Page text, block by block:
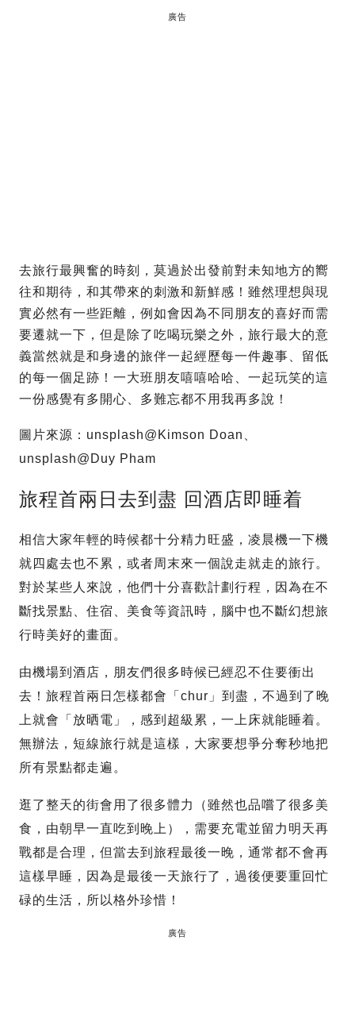
廣告
去旅行最興奮的時刻，莫過於出發前對未知地方的嚮
往和期待，和其帶來的刺激和新鮮感！雖然理想與現
實必然有一些距離，例如會因為不同朋友的喜好而需
要遷就一下，但是除了吃喝玩樂之外，旅行最大的意
義當然就是和身邊的旅伴一起經歷每一件趣事、留低
的每一個足跡！一大班朋友嘻嘻哈哈、一起玩笑的這
一份感覺有多開心、多難忘都不用我再多說！
圖片來源：unsplash@Kimson Doan、
unsplash@Duy Pham
旅程首兩日去到盡 回酒店即睡着
相信大家年輕的時候都十分精力旺盛，凌晨機一下機
就四處去也不累，或者周末來一個說走就走的旅行。
對於某些人來說，他們十分喜歡計劃行程，因為在不
斷找景點、住宿、美食等資訊時，腦中也不斷幻想旅
行時美好的畫面。
由機場到酒店，朋友們很多時候已經忍不住要衝出
去！旅程首兩日怎樣都會「chur」到盡，不過到了晚
上就會「放晒電」，感到超級累，一上床就能睡着。
無辦法，短線旅行就是這樣，大家要想爭分奪秒地把
所有景點都走遍。
逛了整天的街會用了很多體力（雖然也品嚐了很多美
食，由朝早一直吃到晚上），需要充電並留力明天再
戰都是合理，但當去到旅程最後一晚，通常都不會再
這樣早睡，因為是最後一天旅行了，過後便要重回忙
碌的生活，所以格外珍惜！
廣告